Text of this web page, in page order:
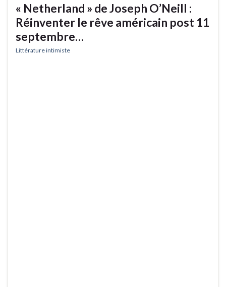
« Netherland » de Joseph O’Neill :
Réinventer le rêve américain post 11
septembre…
Littérature intimiste